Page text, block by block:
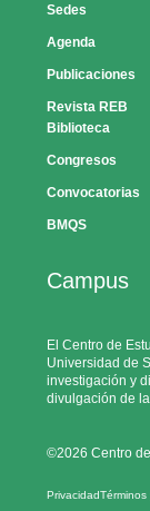
Sedes
Agenda
Publicaciones
Revista REB
Biblioteca
Congresos
Convocatorias
BMQS
Campus
El Centro de
Universidad de
investigación y
divulgación de
©2026 Centro
Privacidad